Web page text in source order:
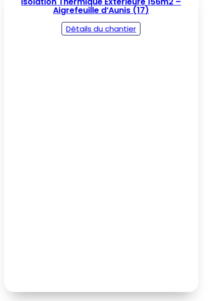
Aigrefeuille d’Aunis (17)
Détails du chantier